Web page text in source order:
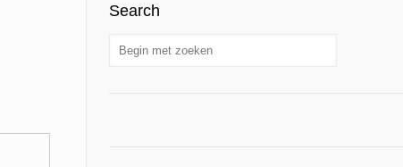
Search